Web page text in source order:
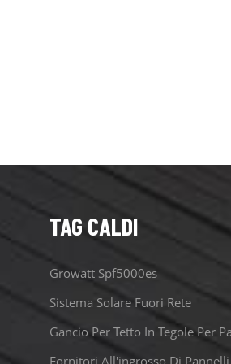
TAG CALDI
Growatt Spf5000es
Sistema Solare Fuori Rete